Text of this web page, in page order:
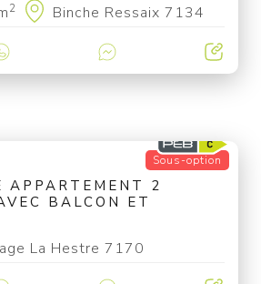
2 Binche Ressaix 7134
Sous-option
APPARTEMENT 2
BALCON ET
La Hestre 7170